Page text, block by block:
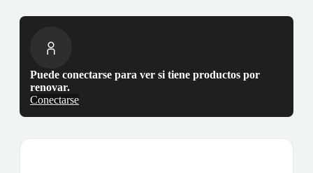
Puede conectarse para ver si tiene productos por
renovar.
Conectarse